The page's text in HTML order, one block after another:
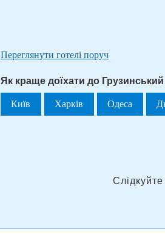
Переглянути готелі поруч
Як краще доїхати до
Київ Харків Одеса